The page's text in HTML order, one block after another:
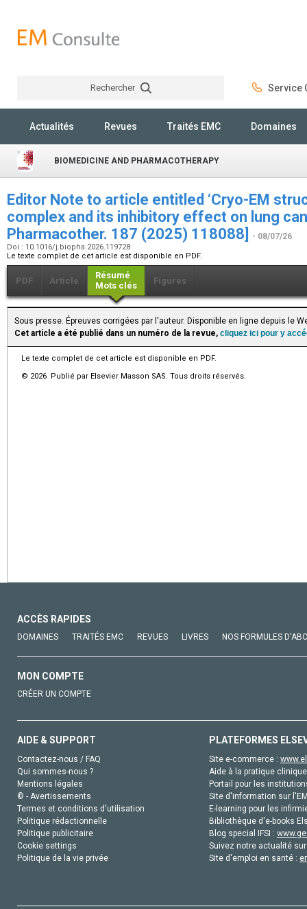
Rechercher Service
Actualités Revues Traités EMC Domaines
BIOMEDICINE AND PHARMACOTHERAPY
Editor Note to article entitled ‘Cryo-EM
complex and its inhibitory effect on lung
Pharmacother. 187 (2025) 118088]
- 08/07/26
Doi : 10.1016/j.biopha.2026.119728
Le texte complet de cet article est disponible en PDF.
PDF Article
Résumé
Mots clés
Figures
Sous presse. Épreuves corrigées par l'auteur. Disponible en ligne depuis le
Cet article a été publié dans un numéro de la revue, cliquez ici pour y
Le texte complet de cet article est disponible en PDF.
© 2026 Publié par Elsevier Masson SAS. Tous droits réservés.
ACCÈS RAPIDES
DOMAINES TRAITÉS EMC REVUES LIVRES NOS FORMULES
MON COMPTE
CRÉER UN COMPTE
AIDE & SUPPORT
Contactez-nous / FAQ
Qui sommes-nous ?
Mentions légales
© - Avertissements
Termes et conditions d'utilisation
Politique rédactionnelle
Politique publicitaire
Cookie settings
Politique de la vie privée
PLATEFORMES
Site e-commerce :
Aide à la pratique
Portail pour les
Site d'information sur
E-learning pour les
Bibliothèque d'e-books
Blog special IFSI :
Suivez notre actualité
Site d'emploi en santé :